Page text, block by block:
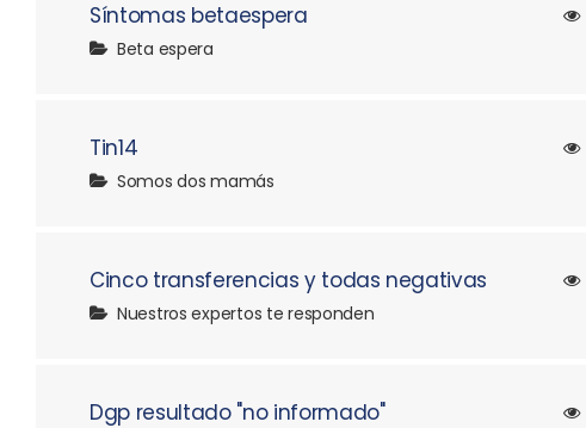
Síntomas betaespera
Beta espera
Tin14
Somos dos mamás
Cinco transferencias y todas negativas
Nuestros expertos te responden
Dgp resultado "no informado"